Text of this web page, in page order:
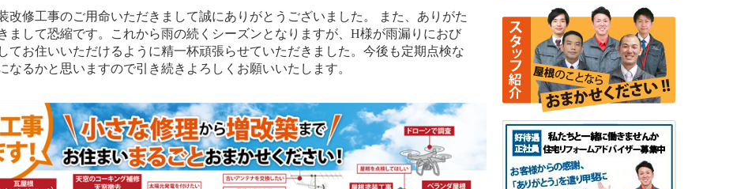
改修工事のご用命いただきまして誠にありがとうございました。 また、ありがた
まして恐縮です。これから雨の続くシーズンとなりますが、H様が雨漏りにおび
てお住いいただけるように精一杯頑張らせていただきました。今後も定期点検な
なるかと思いますので引き続きよろしくお願いいたします。